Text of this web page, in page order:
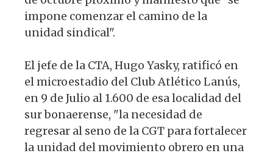
impone comenzar el camino de la
unidad sindical".
El jefe de la CTA, Hugo Yasky, ratificó en
el microestadio del Club Atlético Lanús,
en 9 de Julio al 1.600 de esa localidad del
sur bonaerense, "la necesidad de
regresar al seno de la CGT para fortalecer
la unidad del movimiento obrero en una